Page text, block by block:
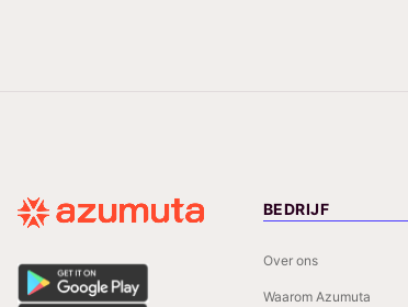
BEDRIJF
Over ons
Waarom Azumuta